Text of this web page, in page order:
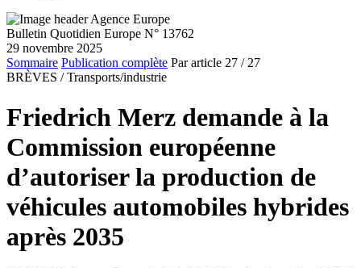
Bulletin Quotidien Europe N° 13762
29 novembre 2025
Sommaire Publication complète Par article 27 / 27
BRÈVES / Transports/industrie
Friedrich Merz demande à la
Commission européenne
d’autoriser la production de
véhicules automobiles hybrides
après 2035